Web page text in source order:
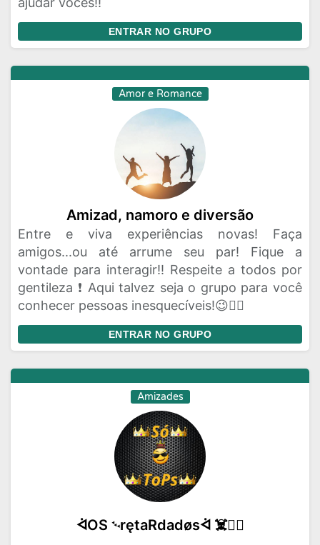
ENTRAR NO GRUPO
Amor e Romance
Amizad, namoro e diversão
Entre e viva experiências novas! Faça
amigos...ou até arrume seu par! Fique a
vontade para interagir!! Respeite a todos por
gentileza ❗ Aqui talvez seja o grupo para você
conhecer pessoas inesquecíveis!😉✌🏼
ENTRAR NO GRUPO
Amizades
ᢱOS ࿙rętaRdadøsᢱ ☠️🧟‍♂️